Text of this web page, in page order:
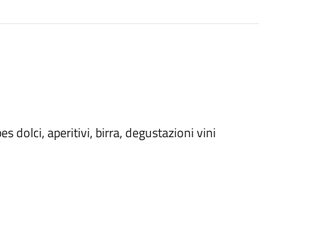
dolci, aperitivi, birra, degustazioni vini